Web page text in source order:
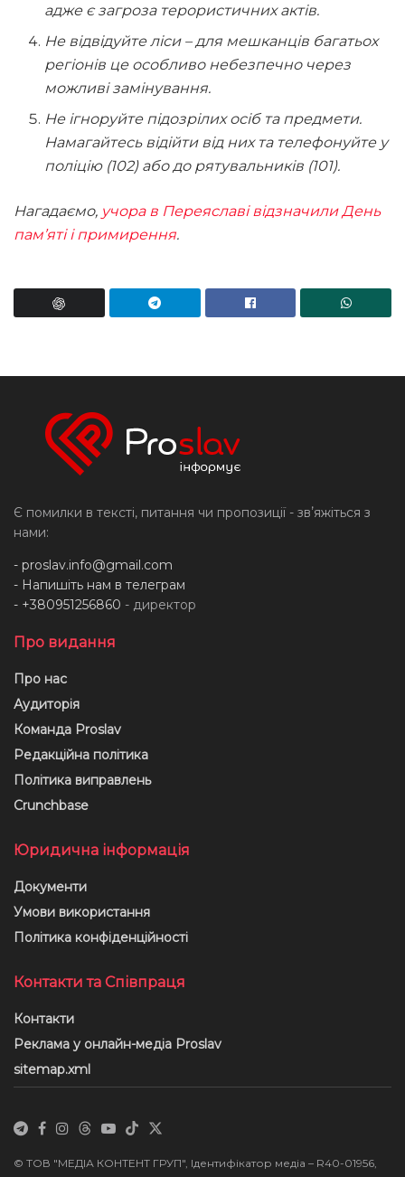
адже є загроза терористичних актів.
Не відвідуйте ліси – для мешканців багатьох
регіонів це особливо небезпечно через
можливі замінування.
Не ігноруйте підозрілих осіб та предмети.
Намагайтесь відійти від них та телефонуйте у
поліцію (102) або до рятувальників (101).
Нагадаємо, учора в Переяславі відзначили День
пам’яті і примирення.
Є помилки в тексті, питання чи пропозиції - звʼяжіться з
нами:
- proslav.info@gmail.com
- Напишіть нам в телеграм
- +380951256860 - директор
Про видання
Про нас
Аудиторія
Команда Proslav
Редакційна політика
Політика виправлень
Crunchbase
Юридична інформація
Документи
Умови використання
Політика конфіденційності
Контакти та Співпраця
Контакти
Реклама у онлайн-медіа Proslav
sitemap.xml
© ТОВ "МЕДІА КОНТЕНТ ГРУП", Ідентифікатор медіа – R40-01956,